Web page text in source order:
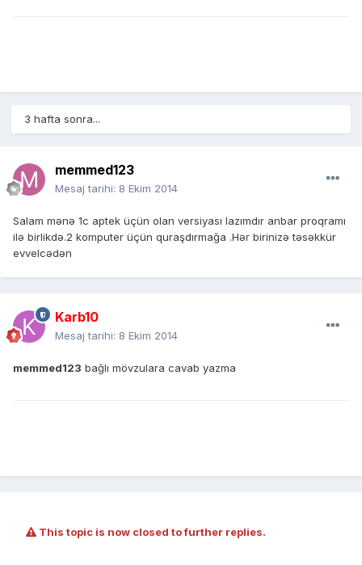
3 hafta sonra...
memmed123
Mesaj tarihi: 8 Ekim 2014
Salam mənə 1c aptek üçün olan versiyası lazımdır anbar proqramı
ilə birlikdə.2 komputer üçün quraşdırmağa .Hər birinizə təsəkkür
evvelcədən
Karb10
Mesaj tarihi: 8 Ekim 2014
memmed123 bağlı mövzulara cavab yazma
This topic is now closed to further replies.